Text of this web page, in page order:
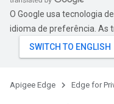
O Google usa tecnologia
idioma de preferência. As
Apigee Edge Edge for